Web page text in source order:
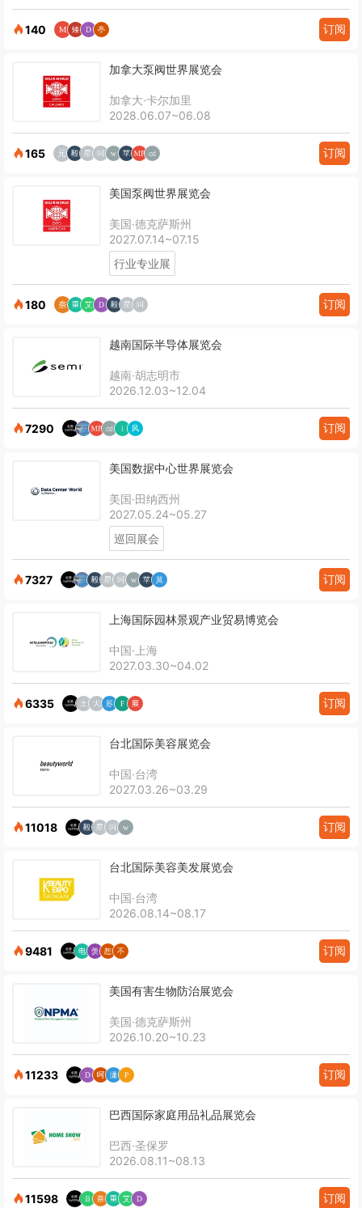
140 订阅
加拿大泵阀世界展览会
加拿大·卡尔加里
2028.06.07~06.08
165 订阅
美国泵阀世界展览会
美国·德克萨斯州
2027.07.14~07.15
行业专业展
180 订阅
越南国际半导体展览会
越南·胡志明市
2026.12.03~12.04
7290 订阅
美国数据中心世界展览会
美国·田纳西州
2027.05.24~05.27
巡回展会
7327 订阅
上海国际园林景观产业贸易博览会
中国·上海
2027.03.30~04.02
6335 订阅
台北国际美容展览会
中国·台湾
2027.03.26~03.29
11018 订阅
台北国际美容美发展览会
中国·台湾
2026.08.14~08.17
9481 订阅
美国有害生物防治展览会
美国·德克萨斯州
2026.10.20~10.23
11233 订阅
巴西国际家庭用品礼品展览会
巴西·圣保罗
2026.08.11~08.13
11598 订阅